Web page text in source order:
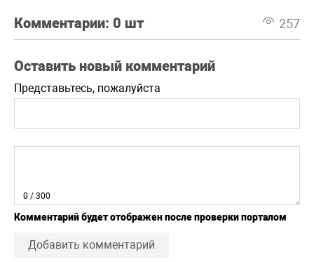
Комментарии: 0 шт 257
Оставить новый комментарий
Представьтесь, пожалуйста
0 / 300
Комментарий будет отображен после проверки порталом
Добавить комментарий